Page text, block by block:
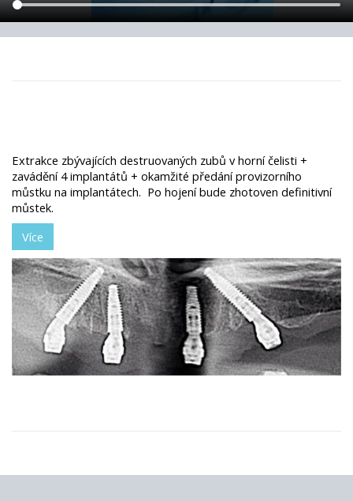
Extrakce zbývajících destruovaných zubů v horní čelisti +
zavádění 4 implantátů + okamžité předání provizorního
můstku na implantátech. Po hojení bude zhotoven definitivní
můstek.
Více